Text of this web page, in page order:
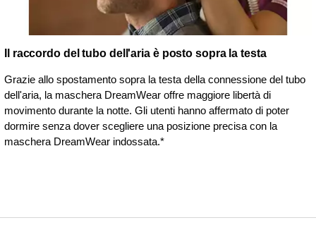
Il raccordo del tubo dell'aria è posto sopra la testa
Grazie allo spostamento sopra la testa della connessione del tubo
dell'aria, la maschera DreamWear offre maggiore libertà di
movimento durante la notte. Gli utenti hanno affermato di poter
dormire senza dover scegliere una posizione precisa con la
maschera DreamWear indossata.*